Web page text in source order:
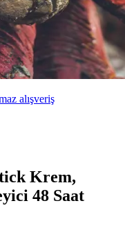
alışveriş
Krem,
48 Saat